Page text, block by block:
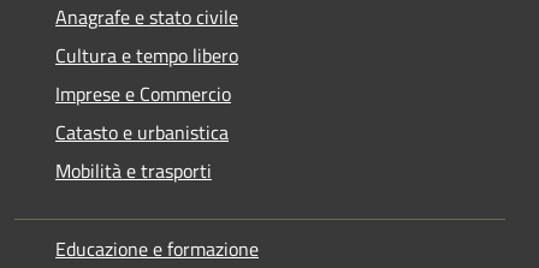
Anagrafe e stato civile
Cultura e tempo libero
Imprese e Commercio
Catasto e urbanistica
Mobilità e trasporti
Educazione e formazione